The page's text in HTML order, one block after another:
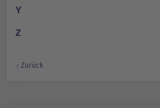
Y
Z
Zurück